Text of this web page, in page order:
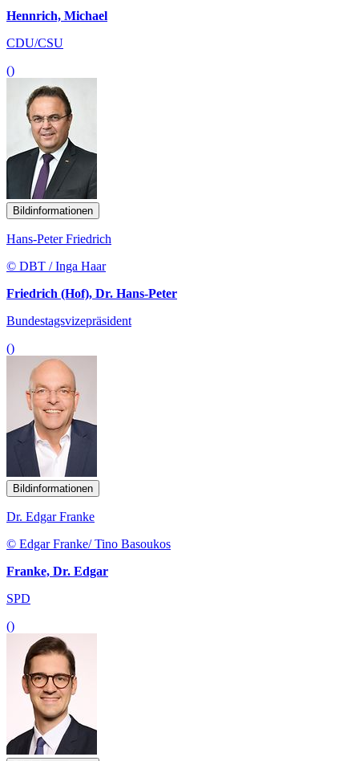
Hennrich, Michael
CDU/CSU
()
Bildinformationen
Hans-Peter Friedrich
© DBT / Inga Haar
Friedrich (Hof), Dr. Hans-Peter
Bundestagsvizepräsident
()
Bildinformationen
Dr. Edgar Franke
© Edgar Franke/ Tino Basoukos
Franke, Dr. Edgar
SPD
()